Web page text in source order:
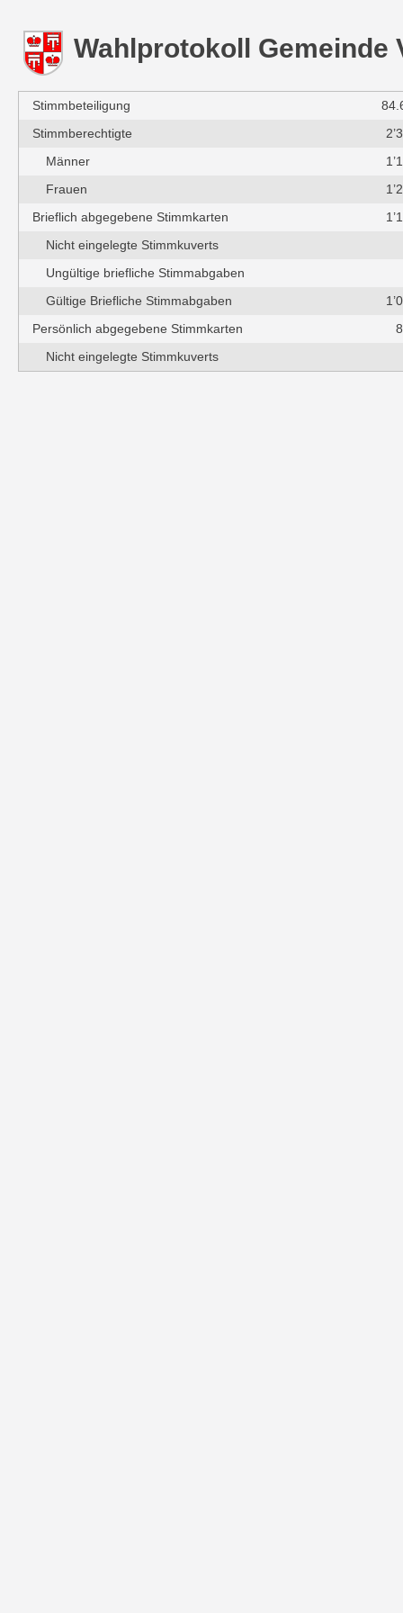
Wahlprotokoll Gemeinde
Stimmbeteiligung
Stimmberechtigte
Männer
Frauen
Brieflich abgegebene Stimmkarten
Nicht eingelegte Stimmkuverts
Ungültige briefliche Stimmabgaben
Gültige Briefliche Stimmabgaben
Persönlich abgegebene Stimmkarten
Nicht eingelegte Stimmkuverts